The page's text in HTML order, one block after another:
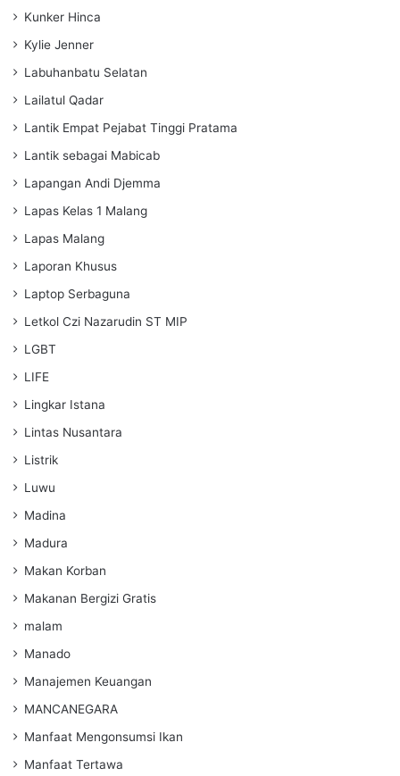
Kunker Hinca
Kylie Jenner
Labuhanbatu Selatan
Lailatul Qadar
Lantik Empat Pejabat Tinggi Pratama
Lantik sebagai Mabicab
Lapangan Andi Djemma
Lapas Kelas 1 Malang
Lapas Malang
Laporan Khusus
Laptop Serbaguna
Letkol Czi Nazarudin ST MIP
LGBT
LIFE
Lingkar Istana
Lintas Nusantara
Listrik
Luwu
Madina
Madura
Makan Korban
Makanan Bergizi Gratis
malam
Manado
Manajemen Keuangan
MANCANEGARA
Manfaat Mengonsumsi Ikan
Manfaat Tertawa